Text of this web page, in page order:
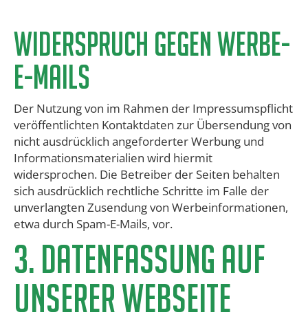
​Widerspruch gegen Werbe-
E-Mails
Der Nutzung von im Rahmen der Impressumspflicht
veröffentlichten Kontaktdaten zur Übersendung von
nicht ausdrücklich angeforderter Werbung und
Informationsmaterialien wird hiermit
widersprochen. Die Betreiber der Seiten behalten
sich ausdrücklich rechtliche Schritte im Falle der
unverlangten Zusendung von Werbeinformationen,
etwa durch Spam-E-Mails, vor.
​3. DATENFASSUNG AUF
UNSERER WEBSEITE